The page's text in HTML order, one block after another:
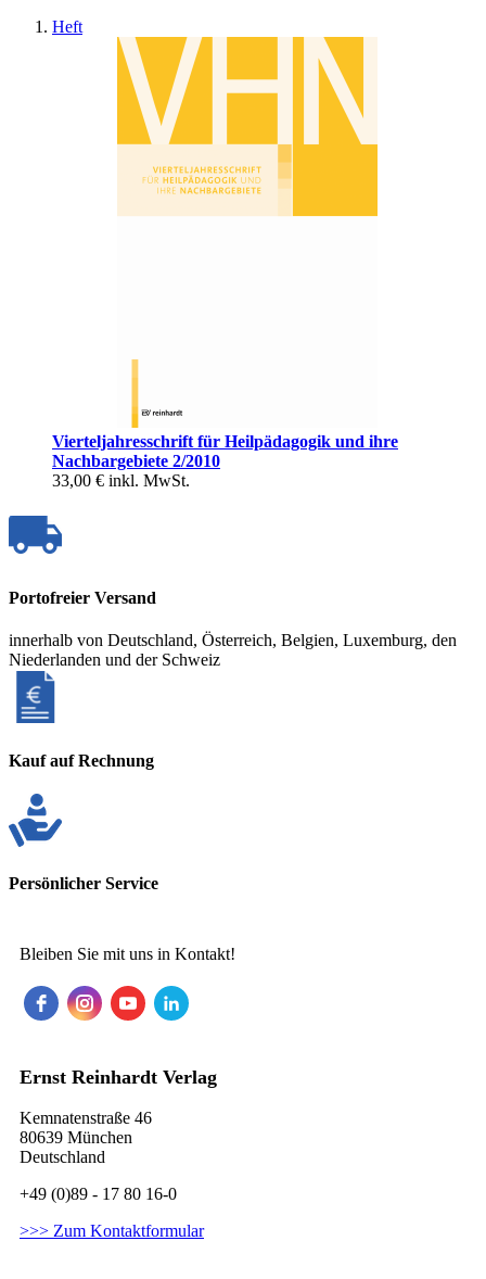
Heft
Vierteljahresschrift für Heilpädagogik und ihre
Nachbargebiete 2/2010
33,00 € inkl. MwSt.
Portofreier Versand
innerhalb von Deutschland, Österreich, Belgien, Luxemburg, den
Niederlanden und der Schweiz
Kauf auf Rechnung
Persönlicher Service
Bleiben Sie mit uns in Kontakt!
Ernst Reinhardt Verlag
Kemnatenstraße 46
80639 München
Deutschland
+49 (0)89 - 17 80 16-0
>>> Zum Kontaktformular